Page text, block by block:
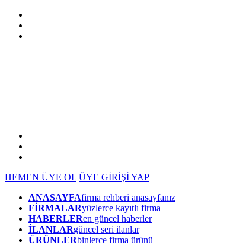
HEMEN ÜYE OL
ANASAYFAfirma rehberi anasayfanız
HABERLERen güncel haberler
İLANLARgüncel seri ilanlar
ÜRÜNLERbinlerce firma ürünü
FUAR VE ETKİNLİKLER